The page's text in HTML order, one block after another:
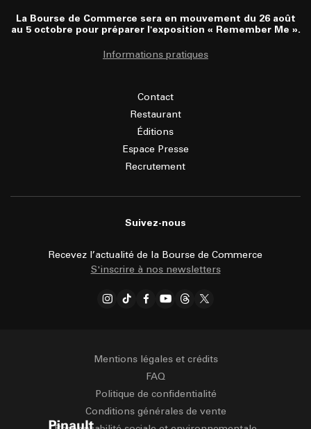
La Bourse de Commerce sera en mouvement du 26 août
au 5 octobre pour préparer l'exposition « Remember Me ».
Informations pratiques
Contact
Restaurant
Éditions
Espace Presse
Recrutement
Suivez-nous
Recevez l’actualité de la Bourse de Commerce
S'inscrire à nos newsletters
Mentions légales et crédits
FAQ
Politique de confidentialité
Conditions générales de vente